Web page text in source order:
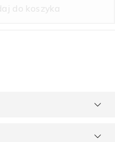
do koszyka